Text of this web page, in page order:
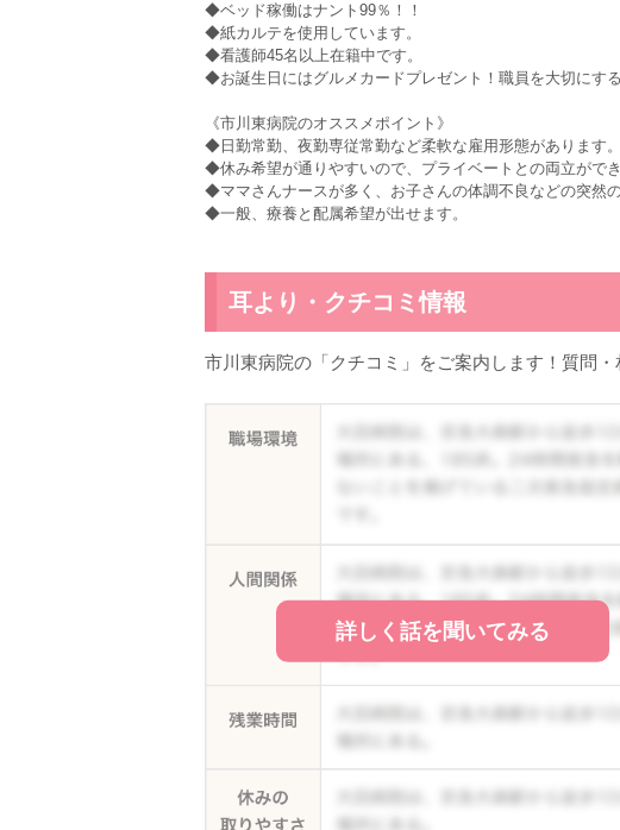
◆ベッド稼働はナント99％！！
◆紙カルテを使用しています。
◆看護師45名以上在籍中です。
◆お誕生日にはグルメカードプレゼント！職員を大切にす
《市川東病院のオススメポイント》
◆日勤常勤、夜勤専従常勤など柔軟な雇用形態があります。
◆休み希望が通りやすいので、プライベートとの両立ができ
◆ママさんナースが多く、お子さんの体調不良などの突然
◆一般、療養と配属希望が出せます。
耳より・クチコミ情報
市川東病院の「クチコミ」をご案内します！質問
詳しく話を聞いてみる